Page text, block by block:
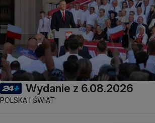
Wydanie z 6.08.2026
POLSKA I ŚWIAT